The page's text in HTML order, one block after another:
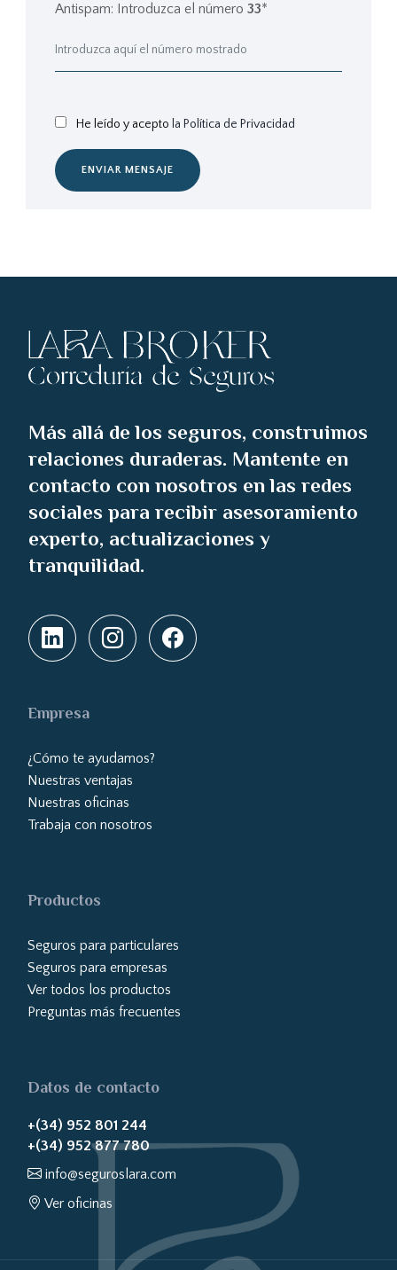
Antispam: Introduzca el número 33*
He leído y acepto la Política de Privacidad
ENVIAR MENSAJE
Más allá de los seguros, construimos
relaciones duraderas. Mantente en
contacto con nosotros en las redes
sociales para recibir asesoramiento
experto, actualizaciones y
tranquilidad.
Empresa
¿Cómo te ayudamos?
Nuestras ventajas
Nuestras oficinas
Trabaja con nosotros
Productos
Seguros para particulares
Seguros para empresas
Ver todos los productos
Preguntas más frecuentes
Datos de contacto
+(34) 952 801 244
+(34) 952 877 780
info@seguroslara.com
Ver oficinas